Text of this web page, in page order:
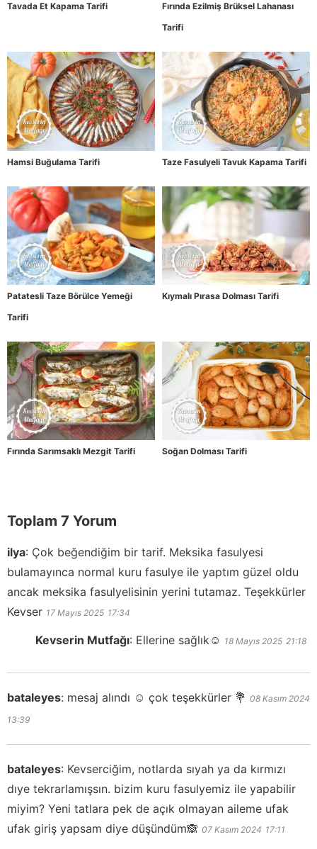
Tavada Et Kapama Tarifi
Fırında Ezilmiş Brüksel Lahanası
Tarifi
Hamsi Buğulama Tarifi Taze Fasulyeli Tavuk Kapama Tarifi
Patatesli Taze Börülce Yemeği
Tarifi
Kıymalı Pırasa Dolması Tarifi
Fırında Sarımsaklı Mezgit Tarifi Soğan Dolması Tarifi
Toplam 7 Yorum
ilya: Çok beğendiğim bir tarif. Meksika fasulyesi
bulamayınca normal kuru fasulye ile yaptım güzel oldu
ancak meksika fasulyelisinin yerini tutamaz. Teşekkürler
Kevser 17 Mayıs 2025 17:34
Kevserin Mutfağı: Ellerine sağlık☺️ 18 Mayıs 2025 21:18
bataleyes: mesaj alındı ☺ çok teşekkürler 💐 08 Kasım 2024
13:39
bataleyes: Kevserciğim, notlarda sıyah ya da kırmızı
dıye tekrarlamışsın. bizim kuru fasulyemiz ile yapabilir
miyim? Yeni tatlara pek de açık olmayan aileme ufak
ufak giriş yapsam diye düşündüm🙈 07 Kasım 2024 17:11